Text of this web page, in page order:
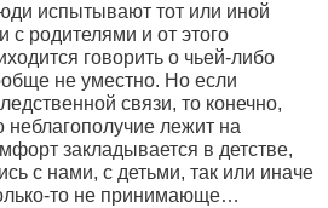
испытывают тот или иной
родителями и от этого
говорить о чьей-либо
не уместно. Но если
связи, то конечно,
неблагополучие лежит на
закладывается в детстве,
с нами, с детьми, так или иначе
то не принимающе…